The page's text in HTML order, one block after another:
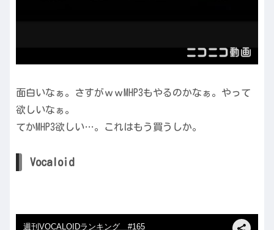
面白いなぁ。さすがｗｗMHP3もやるのかなぁ。やって
欲しいなぁ。
てかMHP3欲しい…。これはもう買うしか。
Vocaloid